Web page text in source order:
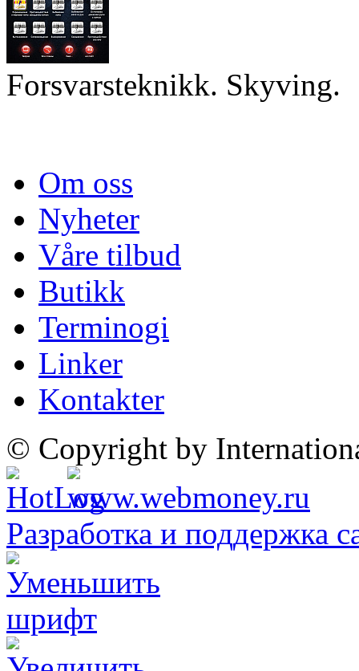
Forsvarsteknikk. Skyving.
Om oss
Nyheter
Våre tilbud
Butikk
Terminogi
Linker
Kontakter
© Copyright by
Разработка и поддержка